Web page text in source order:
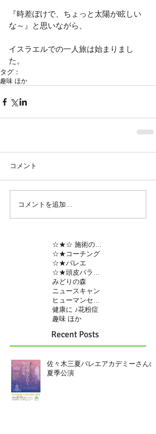
『時差ぼけで、ちょっと太陽が眩しい
な～』と思いながら、
イスラエルでの一人旅は始まりまし
た。
タグ：
趣味 ほか
コメント
コメントを追加…
☆★コーチング
☆★バレエ
みどりの森
ニュースキャン
健康に ♪花粉症
趣味 ほか
Recent Posts
佐々木三夏バレエアカデミーさんの
夏季公演